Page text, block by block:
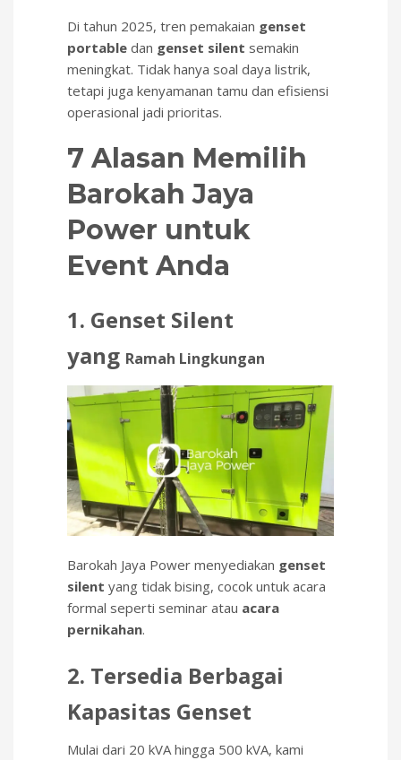
Di tahun 2025, tren pemakaian genset
portable dan genset silent semakin
meningkat. Tidak hanya soal daya listrik,
tetapi juga kenyamanan tamu dan efisiensi
operasional jadi prioritas.
7 Alasan Memilih
Barokah Jaya
Power untuk
Event Anda
1. Genset Silent
yang Ramah Lingkungan
Barokah Jaya Power menyediakan genset
silent yang tidak bising, cocok untuk acara
formal seperti seminar atau acara
pernikahan.
2. Tersedia Berbagai
Kapasitas Genset
Mulai dari 20 kVA hingga 500 kVA, kami